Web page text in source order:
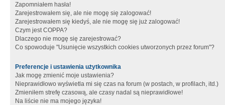
Zapomniałem hasła!
Zarejestrowałem się, ale nie mogę się zalogować!
Zarejestrowałem się kiedyś, ale nie mogę się już zalogować!
Czym jest COPPA?
Dlaczego nie mogę się zarejestrować?
Co spowoduje "Usunięcie wszystkich cookies utworzonych przez forum"?
Preferencje i ustawienia użytkownika
Jak mogę zmienić moje ustawienia?
Nieprawidłowo wyświetla mi się czas na forum (w postach, w profilach, itd.)
Zmieniłem strefę czasową, ale czasy nadal są nieprawidłowe!
Na liście nie ma mojego języka!